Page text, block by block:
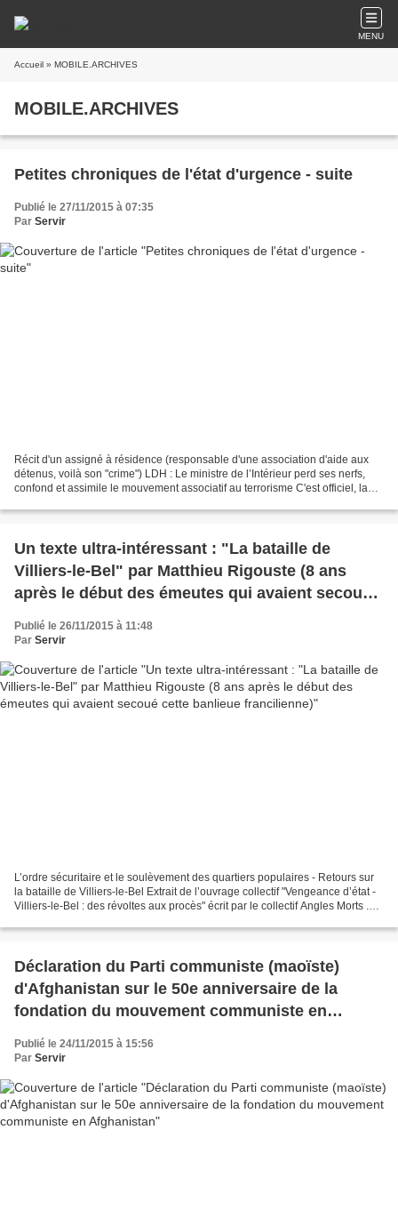
MENU
Accueil » MOBILE.ARCHIVES
MOBILE.ARCHIVES
Petites chroniques de l'état d'urgence - suite
Publié le 27/11/2015 à 07:35
Par Servir
Récit d'un assigné à résidence (responsable d'une association d'aide aux
détenus, voilà son "crime") LDH : Le ministre de l’Intérieur perd ses nerfs,
confond et assimile le mouvement associatif au terrorisme C'est officiel, la
Un texte ultra-intéressant : "La bataille de
Villiers-le-Bel" par Matthieu Rigouste (8 ans
après le début des émeutes qui avaient secoué
Publié le 26/11/2015 à 11:48
Par Servir
L’ordre sécuritaire et le soulèvement des quartiers populaires - Retours sur
la bataille de Villiers-le-Bel Extrait de l’ouvrage collectif "Vengeance d’état -
Villiers-le-Bel : des révoltes aux procès" écrit par le collectif Angles Morts .
Déclaration du Parti communiste (maoïste)
d'Afghanistan sur le 50e anniversaire de la
fondation du mouvement communiste en
Afghanistan
Publié le 24/11/2015 à 15:56
Par Servir